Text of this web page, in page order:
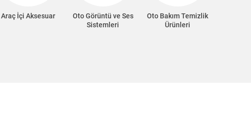
Araç İçi Aksesuar
Oto Görüntü ve Ses
Sistemleri
Oto Bakım Temizlik
Ürünleri